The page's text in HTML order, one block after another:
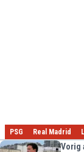
PSG Real Madrid
Vorig